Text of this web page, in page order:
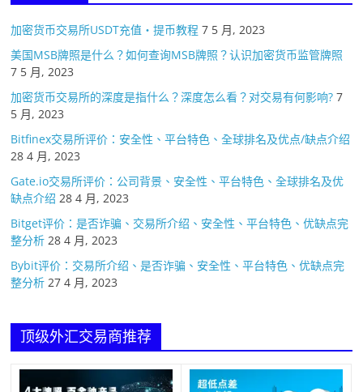
加密货币交易所USDT充值・提币教程 7 5 月, 2023
美国MSB牌照是什么？如何查询MSB牌照？认识加密货币监管牌照
7 5 月, 2023
加密货币交易所的深度是指什么？深度怎么看？对交易有何影响? 7
5 月, 2023
Bitfinex交易所评价：安全性、平台特色、全球排名及优点/缺点介绍
28 4 月, 2023
Gate.io交易所评价：公司背景、安全性、平台特色、全球排名及优
缺点介绍 28 4 月, 2023
Bitget评价：是否诈骗、交易所介绍、安全性、平台特色、优缺点完
整分析 28 4 月, 2023
Bybit评价：交易所介绍、是否诈骗、安全性、平台特色、优缺点完
整分析 27 4 月, 2023
顶级外汇交易商推荐